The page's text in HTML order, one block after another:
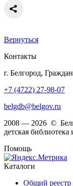
Вернуться
Контакты
г. Белгород,
+7 (4722) 27-98-07
belgdb@belgov.ru
2008 — 2026 ©
детская
Помощь
Каталоги
Общий реестр